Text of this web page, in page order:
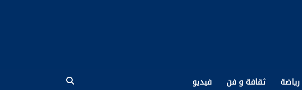
رياضة ثقافة و فن فيديو